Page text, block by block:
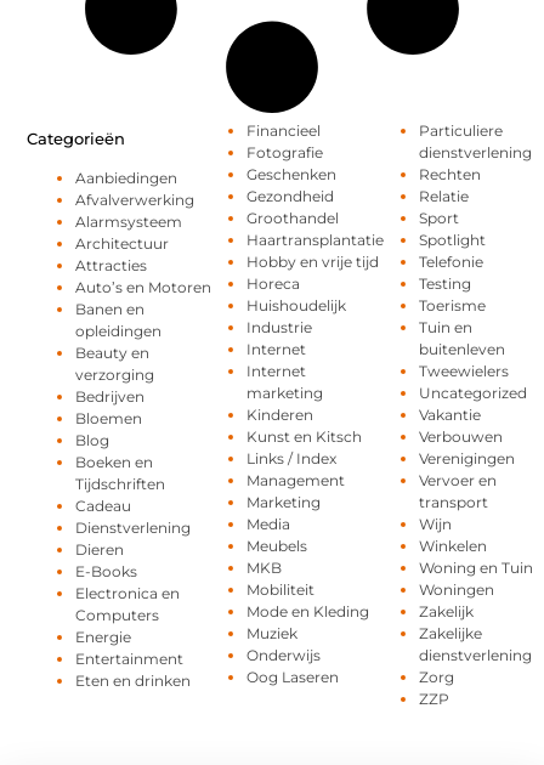
Categorieën
Aanbiedingen
Afvalverwerking
Alarmsysteem
Architectuur
Attracties
Auto’s en Motoren
Banen en
opleidingen
Beauty en
verzorging
Bedrijven
Bloemen
Blog
Boeken en
Tijdschriften
Cadeau
Dienstverlening
Dieren
E-Books
Electronica en
Computers
Energie
Entertainment
Eten en drinken
Financieel
Fotografie
Geschenken
Gezondheid
Groothandel
Haartransplantatie
Hobby en vrije tijd
Horeca
Huishoudelijk
Industrie
Internet
Internet
marketing
Kinderen
Kunst en Kitsch
Links / Index
Management
Marketing
Media
Meubels
MKB
Mobiliteit
Mode en Kleding
Muziek
Onderwijs
Oog Laseren
Particuliere
dienstverlening
Rechten
Relatie
Sport
Spotlight
Telefonie
Testing
Toerisme
Tuin en
buitenleven
Tweewielers
Uncategorized
Vakantie
Verbouwen
Verenigingen
Vervoer en
transport
Wijn
Winkelen
Woning en Tuin
Woningen
Zakelijk
Zakelijke
dienstverlening
Zorg
ZZP